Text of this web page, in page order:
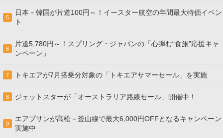
5
日本－韓国が片道100円～！イースター航空の年間最大特価イベン
ト
6
片道5,780円～！スプリング・ジャパンの「心弾む“食旅”応援キャ
ンペーン」
7 トキエアが7月搭乗分対象の「トキエアサマーセール」を実施
8 ジェットスターが「オーストラリア路線セール」開催中！
9
エアプサンが高松－釜山線で最大6,000円OFFとなるキャンペーン
実施中